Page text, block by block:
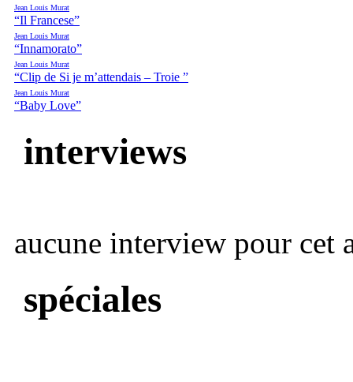
Jean Louis Murat
“Il Francese”
Jean Louis Murat
“Innamorato”
Jean Louis Murat
“Clip de Si je m’attendais – Troie ”
Jean Louis Murat
“Baby Love”
interviews
aucune interview pour cet
spéciales